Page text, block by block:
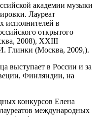
академии музыки
Лауреат
исполнителей в
открытого
2008), XXIII
Глинки (Москва, 2009,).
выступает в России и за
Финляндии, на
конкурсов Елена
международных